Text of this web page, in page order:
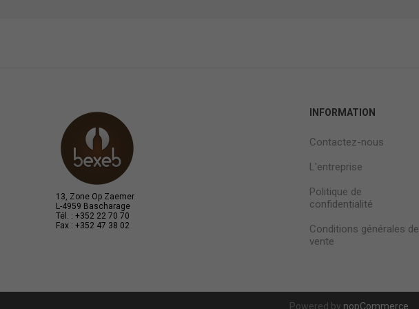
13, Zone Op Zaemer
L-4959 Bascharage
Tél. : +352 22 70 70
Fax : +352 47 38 02
INFORMATION
Contactez-nous
L'entreprise
Politique de
confidentialité
Conditions générales de
vente
Powered by nopCommerce